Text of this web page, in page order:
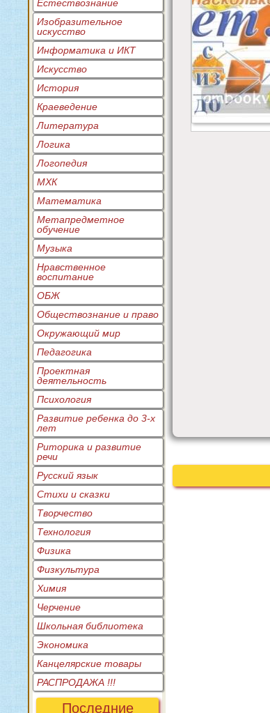
Естествознание
Изобразительное
искусство
Информатика и ИКТ
Искусство
История
Краеведение
Литература
Логика
Логопедия
МХК
Математика
Метапредметное
обучение
Музыка
Нравственное
воспитание
ОБЖ
Обществознание и право
Окружающий мир
Педагогика
Проектная
деятельность
Психология
Развитие ребенка до 3-х
лет
Риторика и развитие
речи
Русский язык
Стихи и сказки
Творчество
Технология
Физика
Физкультура
Химия
Черчение
Школьная библиотека
Экономика
Канцелярские товары
РАСПРОДАЖА !!!
Последние